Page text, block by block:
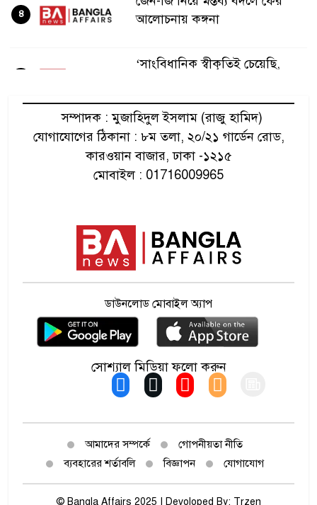
আলোচনায় কঙ্গনা
৪
‘সাংবিধানিক স্বীকৃতিই চেয়েছি,
বগুড়ায় দাঁড়িয়ে থাকা ট্রাকে ধাক্কা,
বাবা-ছেলেসহ নিহত ৩
তামিমের ‘নো ইন্টারফেয়ার’ নীতি
পাটওয়ারীর ওপর আসল মার
এখনও শুরুই হয়নি
জামায়াত জোটের রাষ্ট্রপতি প্রার্থী
কর্ণেল অলি
জকসুর ভিপি-জিএস-এজিএসকে
অবাঞ্ছিত করার হুঁশিয়ারি ছাত্রদলের
সম্পাদক : মুজাহিদুল ইসলাম (রাজু হামিদ)
যোগাযোগের ঠিকানা : ৮ম তলা, ২০/২১ গার্ডেন রোড,
কারওয়ান বাজার, ঢাকা -১২১৫
মোবাইল : 01716009965
ডাউনলোড মোবাইল অ্যাপ
সোশ্যাল মিডিয়া ফলো করুন
আমাদের সম্পর্কে
গোপনীয়তা নীতি
ব্যবহারের শর্তাবলি
বিজ্ঞাপন যোগাযোগ
© Bangla Affairs 2025 | Devoloped By: Trzen